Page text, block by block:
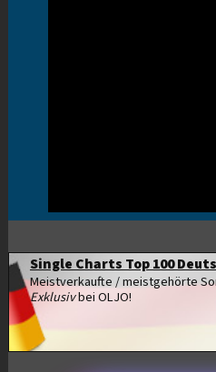
Single Charts Top 100
Meistverkaufte / meistgehörte
Exklusivbei OLJO!